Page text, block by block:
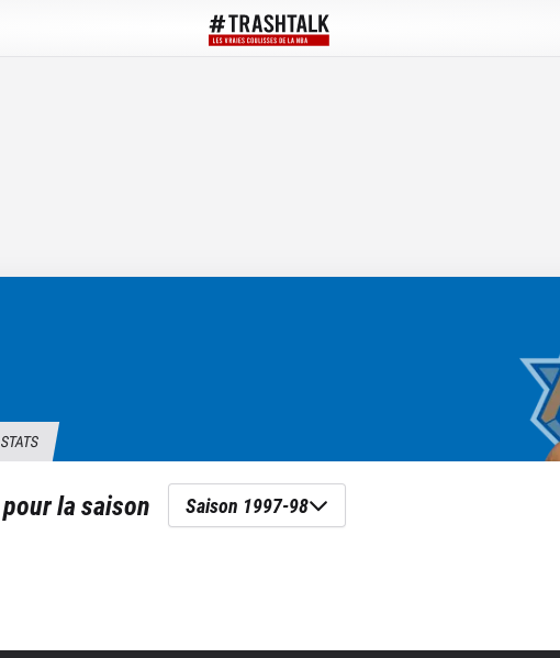
STATS
pour la saison Saison 1997-98